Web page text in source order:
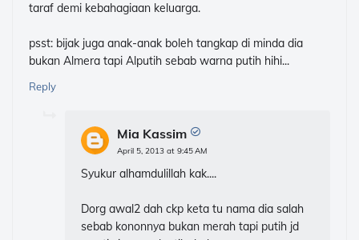
taraf demi kebahagiaan keluarga.
psst: bijak juga anak-anak boleh tangkap di minda dia
bukan Almera tapi Alputih sebab warna putih hihi...
Reply
Mia Kassim
April 5, 2013 at 9:45 AM
Syukur alhamdulillah kak....
Dorg awal2 dah ckp keta tu nama dia salah
sebab kononnya bukan merah tapi putih jd